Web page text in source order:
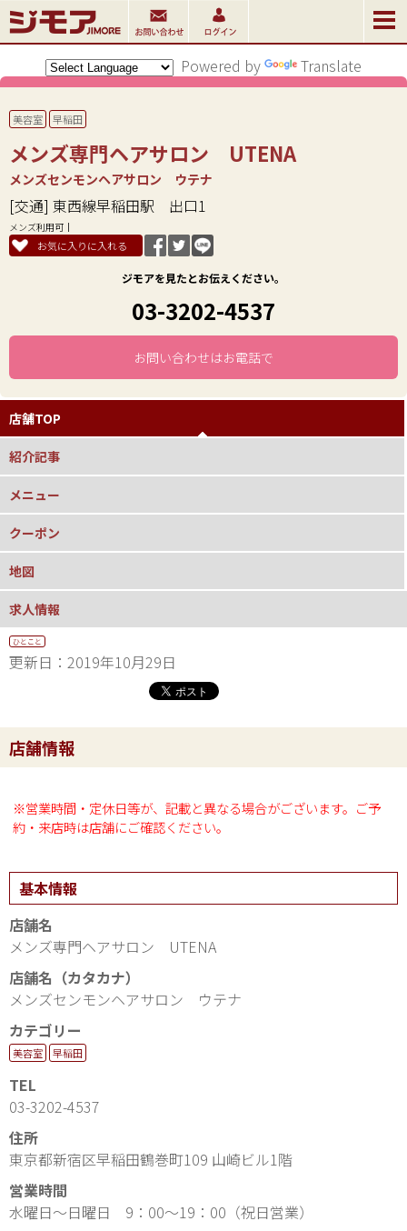
Powered by Translate
美容室 早稲田
メンズ専門ヘアサロン UTENA
メンズセンモンヘアサロン ウテナ
[交通] 東西線早稲田駅 出口1
メンズ利用可
お気に入りに入れる
ジモアを見たとお伝えください。
03-3202-4537
お問い合わせはお電話で
店舗TOP
紹介記事
メニュー
クーポン
地図
求人情報
ひとこと
更新日：2019年10月29日
店舗情報
※営業時間・定休日等が、記載と異なる場合がございます。ご予
約・来店時は店舗にご確認ください。
基本情報
店舗名
メンズ専門ヘアサロン UTENA
店舗名（カタカナ）
メンズセンモンヘアサロン ウテナ
カテゴリー
美容室 早稲田
TEL
03-3202-4537
住所
東京都新宿区早稲田鶴巻町109 山崎ビル1階
営業時間
水曜日～日曜日 9：00～19：00（祝日営業）